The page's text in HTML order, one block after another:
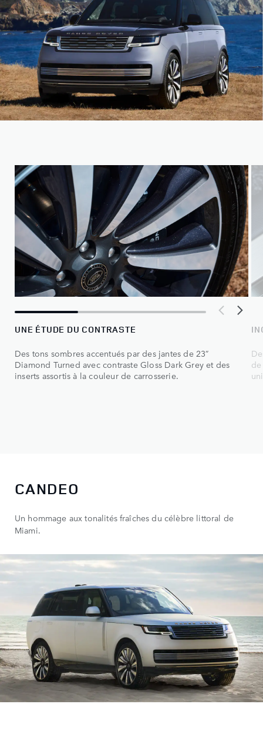
UNE ÉTUDE DU CONTRASTE
Des tons sombres accentués par des jantes de 23”
Diamond Turned avec contraste Gloss Dark Grey et des
inserts assortis à la couleur de carrosserie.
CANDEO
Un hommage aux tonalités fraîches du célèbre littoral de
Miami.